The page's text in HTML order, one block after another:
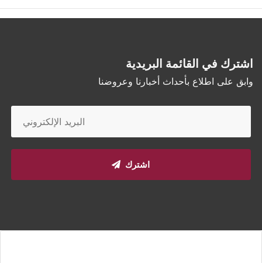
اشترك في القائمة البريدية
وابق على اطلاع بأحداث أخبارنا وعروضنا
اشترك